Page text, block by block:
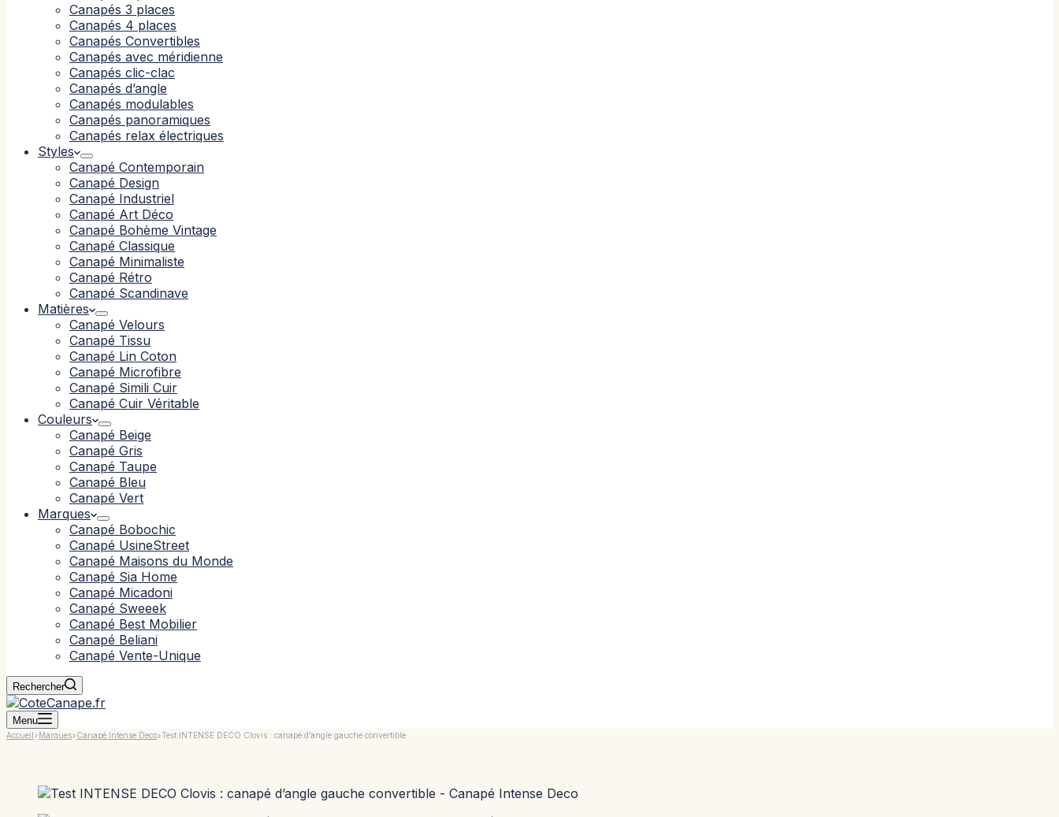
Canapés 3 places
Canapés 4 places
Canapés Convertibles
Canapés avec méridienne
Canapés clic-clac
Canapés d’angle
Canapés modulables
Canapés panoramiques
Canapés relax électriques
Styles
Canapé Contemporain
Canapé Design
Canapé Industriel
Canapé Art Déco
Canapé Bohème Vintage
Canapé Classique
Canapé Minimaliste
Canapé Rétro
Canapé Scandinave
Matières
Canapé Velours
Canapé Tissu
Canapé Lin Coton
Canapé Microfibre
Canapé Simili Cuir
Canapé Cuir Véritable
Couleurs
Canapé Beige
Canapé Gris
Canapé Taupe
Canapé Bleu
Canapé Vert
Marques
Canapé Bobochic
Canapé UsineStreet
Canapé Maisons du Monde
Canapé Sia Home
Canapé Micadoni
Canapé Sweeek
Canapé Best Mobilier
Canapé Beliani
Canapé Vente-Unique
Rechercher
Menu
Accueil Marques Canapé Intense Deco Test INTENSE DECO Clovis : canapé d’angle gauche convertible